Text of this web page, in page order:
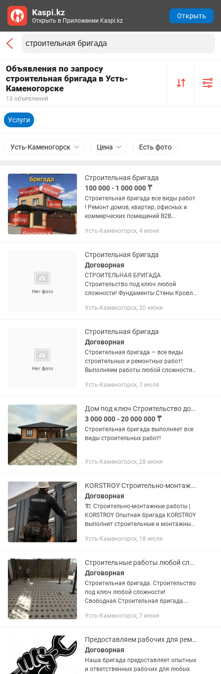
Объявления по запросу
строительная бригада в Усть-
Каменогорске
13 объявлений
Услуги
Усть-Каменогорск Цена Есть фото
Строительная бригада
100 000 - 1 000 000 ₸
Строительная бригада все виды работ
! Ремонт домов, квартир, офисных и
коммерческих помещений B2B
отопление. -Ремонт
металочерепица,...
Усть-Каменогорск, 4 июня
Строительная бригада
Договорная
СТРОИТЕЛЬНАЯ БРИГАДА
Строительство под ключ любой
сложности! Фундаменты Стены Кровля
Металлоконструкции (ангары, боксы)
Работаем с...
Усть-Каменогорск, 20 июня
Строительная бригада
Договорная
Строительная бригада — все виды
строительных и ремонтных работ!
Выполняем работы любой сложности
ценам. Наши услуги: • Строительство
Усть-Каменогорск, 7 июля
Дом под ключ Строительство домов под ключ!
3 000 000 - 20 000 000 ₸
Строительная бригада выполняет все
виды строительных работ!
Усть-Каменогорск, 28 июня
KORSTROY Строительно-монтажные работы любой сложности. Усть-Каменогорск
Договорная
🏗️ Строительно-монтажные работы |
KORSTROY Опытная бригада KORSTROY
выполнит строительные и монтажные
аккуратно и в оговоренные сроки.
Усть-Каменогорск, 18 июля
Строительные работы любой сложности
Договорная
Строительная бригада. Строительство
под ключ любой сложности!
Свободная Строительная бригада.
Фундаментные работы. Возведение
Устройство...
Усть-Каменогорск, 7 июня
Предоставляем рабочих для ремонта и отделки
Договорная
Наша бригада предоставляет опытных
и ответственных рабочих для любых
Kaspi.kz
Открыть в Приложении Kaspi.kz
Открыть